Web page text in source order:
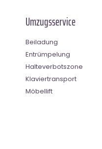
Umzugsservice
Beiladung
Entrümpelung
Halteverbotszone
Klaviertransport
Möbellift